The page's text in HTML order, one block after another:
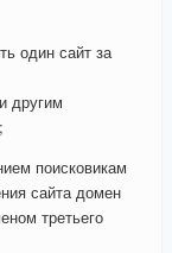
один сайт за
другим
поисковикам
сайта домен
третьего